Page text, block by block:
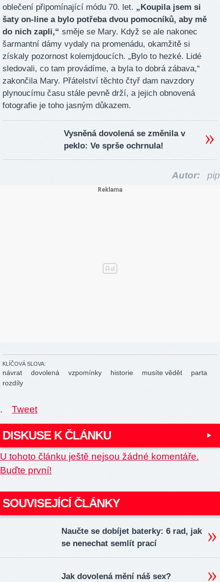
oblečení připomínající módu 70. let. „Koupila jsem si
šaty on-line a bylo potřeba dvou pomocníků, aby mě
do nich zapli,“ směje se Mary. Když se ale nakonec
šarmantní dámy vydaly na promenádu, okamžitě si
získaly pozornost kolemjdoucích. „Bylo to hezké. Lidé
sledovali, co tam provádíme, a byla to dobrá zábava,“
zakončila Mary. Přátelství těchto čtyř dam navzdory
plynoucímu času stále pevně drží, a jejich obnovená
fotografie je toho jasným důkazem.
Vysněná dovolená se změnila v
peklo: Ve sprše ochrnula!
Autor: pip
KLÍČOVÁ SLOVA:
návrat dovolená vzpomínky historie musíte vědět
parta
rozdíly
. Tweet
DISKUSE K ČLÁNKU
U tohoto článku ještě nejsou žádné komentáře.
Buďte první!
SOUVISEJÍCÍ ČLÁNKY
Naučte se dobíjet baterky: 6 rad, jak
se nenechat semlít prací
Jak dovolená mění náš sex?